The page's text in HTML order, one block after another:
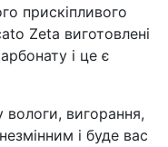
прискіпливого
Zeta виготовлені
і це є
вологи, вигорання,
і буде вас